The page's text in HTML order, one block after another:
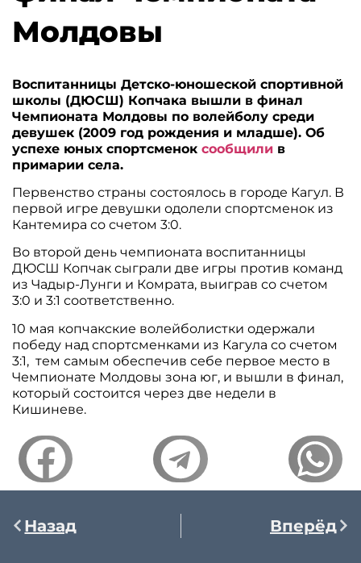
Молдовы
Воспитанницы Детско-юношеской спортивной
школы (ДЮСШ) Копчака вышли в финал
Чемпионата Молдовы по волейболу среди
девушек (2009 год рождения и младше). Об
успехе юных спортсменоксообщили в
примарии села.
Первенство страны состоялось в городе Кагул. В
первой игре девушки одолели спортсменок из
Кантемира со счетом 3:0.
Во второй день чемпионата воспитанницы
ДЮСШ Копчак сыграли две игры против команд
из Чадыр-Лунги и Комрата, выиграв со счетом
3:0 и 3:1 соответственно.
10 мая копчакские волейболистки одержали
победу над спортсменками из Кагула со счетом
3:1, тем самым обеспечив себе первое место в
Чемпионате Молдовы зона юг, и вышли в финал,
который состоится через две недели в
Кишиневе.
Назад Вперёд